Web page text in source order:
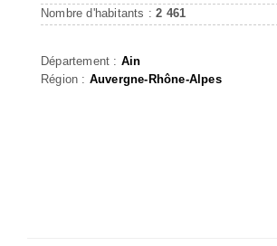
Nombre d'habitants :2 461
Département : Ain
Région : Auvergne-Rhône-Alpes